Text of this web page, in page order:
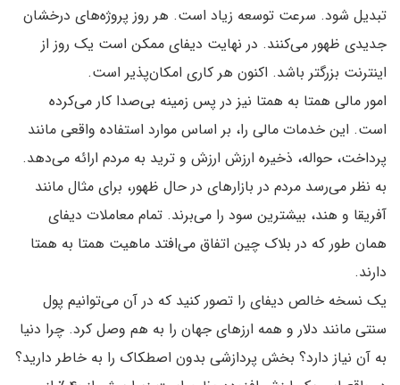
تبدیل شود. سرعت توسعه زیاد است. هر روز پروژه‌های درخشان
جدیدی ظهور می‌کنند. در نهایت دیفای ممکن است یک روز از
اینترنت بزرگتر باشد. اکنون هر کاری امکان‌پذیر است.
امور مالی همتا به همتا نیز در پس زمینه بی‌صدا کار می‌کرده
است. این خدمات مالی را، بر اساس موارد استفاده واقعی مانند
پرداخت، حواله، ذخیره ارزش ارزش و ترید به مردم ارائه می‌دهد.
به نظر می‌رسد مردم در بازارهای در حال ظهور، برای مثال مانند
آفریقا و هند، بیشترین سود را می‌برند. تمام معاملات دیفای
همان طور که در بلاک چین اتفاق می‌افتد ماهیت همتا به همتا
دارند.
یک نسخه خالص دیفای را تصور کنید که در آن می‌توانیم پول
سنتی مانند دلار و همه ارزهای جهان را به هم وصل کرد. چرا دنیا
به آن نیاز دارد؟ بخش پردازشی بدون اصطکاک را به خاطر دارید؟